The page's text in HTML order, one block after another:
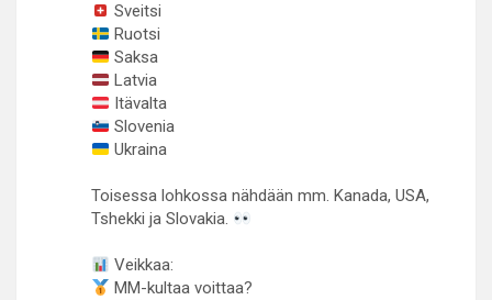
Sveitsi
Ruotsi
Saksa
Latvia
Itävalta
Slovenia
Ukraina
Toisessa lohkossa nähdään mm. Kanada, USA,
Tshekki ja Slovakia.
Veikkaa:
MM-kultaa voittaa?